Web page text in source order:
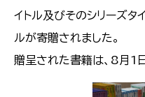
イトル及びそのシリーズタ
ルが寄贈されました。
贈呈された書籍は、8月1